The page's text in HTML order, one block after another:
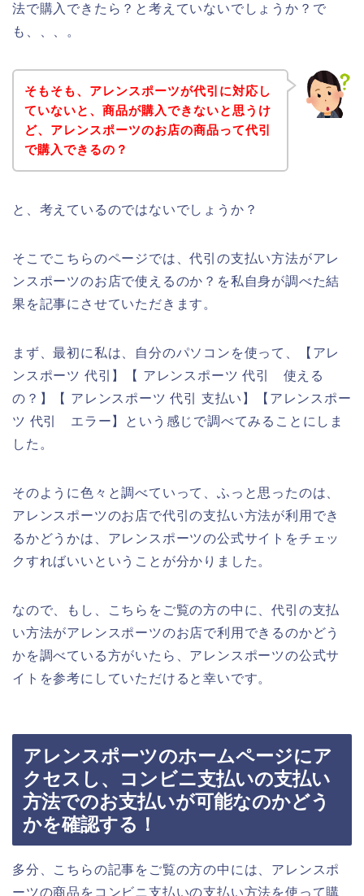
法で購入できたら？と考えていないでしょうか？で
も、、、。
そもそも、アレンスポーツが代引に対応し
ていないと、商品が購入できないと思うけ
ど、アレンスポーツのお店の商品って代引
で購入できるの？
と、考えているのではないでしょうか？
そこでこちらのページでは、代引の支払い方法がアレ
ンスポーツのお店で使えるのか？を私自身が調べた結
果を記事にさせていただきます。
まず、最初に私は、自分のパソコンを使って、【アレ
ンスポーツ 代引】【 アレンスポーツ 代引 使える
の？】【 アレンスポーツ 代引 支払い】【アレンスポー
ツ 代引 エラー】という感じで調べてみることにしま
した。
そのように色々と調べていって、ふっと思ったのは、
アレンスポーツのお店で代引の支払い方法が利用でき
るかどうかは、アレンスポーツの公式サイトをチェッ
クすればいいということが分かりました。
なので、もし、こちらをご覧の方の中に、代引の支払
い方法がアレンスポーツのお店で利用できるのかどう
かを調べている方がいたら、アレンスポーツの公式サ
イトを参考にしていただけると幸いです。
アレンスポーツのホームページにア
クセスし、コンビニ支払いの支払い
方法でのお支払いが可能なのかどう
かを確認する！
多分、こちらの記事をご覧の方の中には、アレンスポ
ーツの商品をコンビニ支払いの支払い方法を使って購